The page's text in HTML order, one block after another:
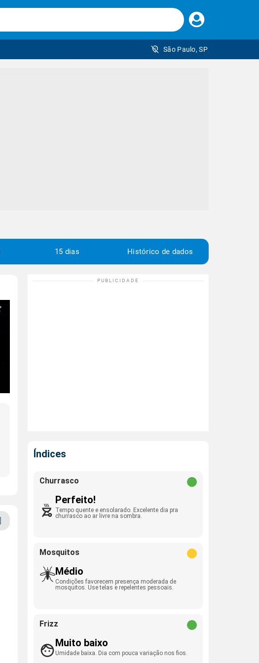
Faça
seu
São Paulo, SP
15 dias Histórico de dados
Índices
Churrasco
Perfeito!
Tempo quente e ensolarado. Excelente dia pra
churrasco ao ar livre na sombra.
Mosquitos
Médio
Condições favorecem presença moderada de
mosquitos. Use telas e repelentes pessoais.
Frizz
Muito baixo
Umidade baixa. Dia com pouca variação nos fios.